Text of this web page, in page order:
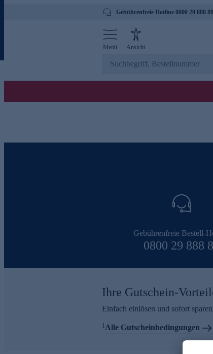
Gebührenfreie Hotline 0800 29 888 88
Menü Ansicht
Gebührenfreie Bestell-
0800 29 888
Ihre Gutschein-
Einfach einlösen und sofort
1Alle Gutscheinbedingungen